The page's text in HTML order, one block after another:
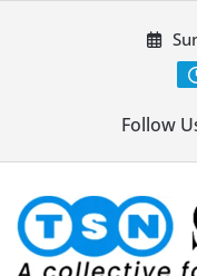
Follow